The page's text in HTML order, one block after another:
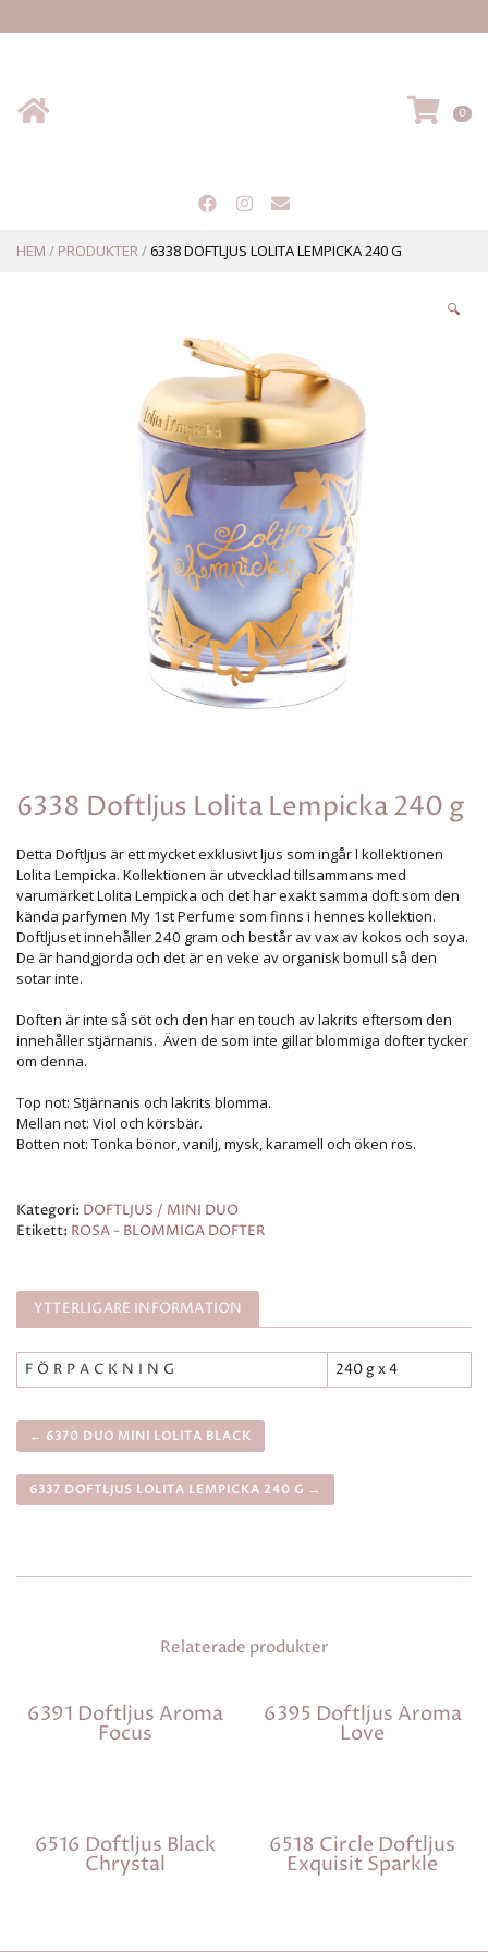
0
HEM / PRODUKTER/6338 DOFTLJUS LOLITA LEMPICKA 240 G
🔍
6338 Doftljus Lolita Lempicka 240 g
Detta Doftljus är ett mycket exklusivt ljus som ingår l kollektionen
Lolita Lempicka. Kollektionen är utvecklad tillsammans med
varumärket Lolita Lempicka och det har exakt samma doft som den
kända parfymen My 1st Perfume som finns i hennes kollektion.
Doftljuset innehåller 240 gram och består av vax av kokos och soya.
De är handgjorda och det är en veke av organisk bomull så den
sotar inte.
Doften är inte så söt och den har en touch av lakrits eftersom den
innehåller stjärnanis. Även de som inte gillar blommiga dofter tycker
om denna.
Top not: Stjärnanis och lakrits blomma.
Mellan not: Viol och körsbär.
Botten not: Tonka bönor, vanilj, mysk, karamell och öken ros.
Kategori: DOFTLJUS / MINI DUO
Etikett: ROSA - BLOMMIGA DOFTER
YTTERLIGARE INFORMATION
FÖRPACKNING 240 g x 4
← 6370 DUO MINI LOLITA BLACK
6337 DOFTLJUS LOLITA LEMPICKA 240 G →
Relaterade produkter
6391 Doftljus Aroma
Focus
6395 Doftljus Aroma
Love
6516 Doftljus Black
Chrystal
6518 Circle Doftljus
Exquisit Sparkle